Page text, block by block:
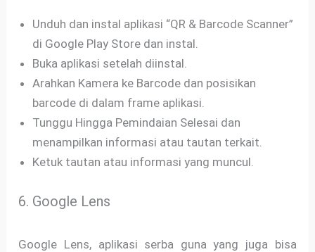
Unduh dan instal aplikasi “QR & Barcode Scanner”
di Google Play Store dan instal.
Buka aplikasi setelah diinstal.
Arahkan Kamera ke Barcode dan posisikan
barcode di dalam frame aplikasi.
Tunggu Hingga Pemindaian Selesai dan
menampilkan informasi atau tautan terkait.
Ketuk tautan atau informasi yang muncul.
6. Google Lens
Google Lens, aplikasi serba guna yang juga bisa